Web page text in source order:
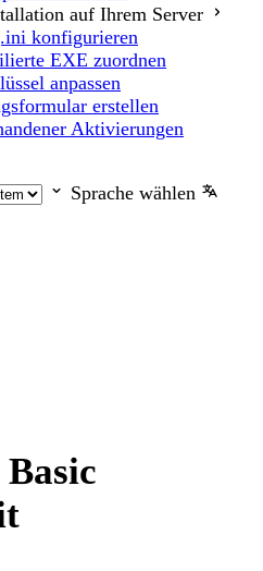
auf Ihrem Server
konfigurieren
EXE zuordnen
anpassen
erstellen
Aktivierungen
Sprache wählen